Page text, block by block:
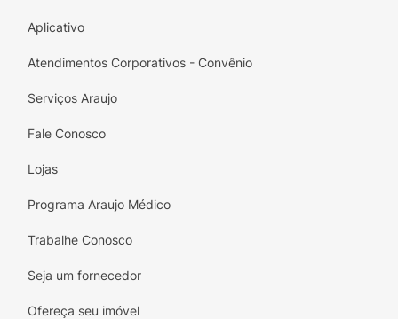
Aplicativo
Atendimentos Corporativos - Convênio
Serviços Araujo
Fale Conosco
Lojas
Programa Araujo Médico
Trabalhe Conosco
Seja um fornecedor
Ofereça seu imóvel